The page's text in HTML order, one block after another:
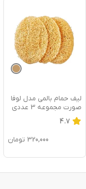
لیف حمام بالمی مدل لوفا
صورت مجموعه 3 عددی
4.7
320,000 تومان